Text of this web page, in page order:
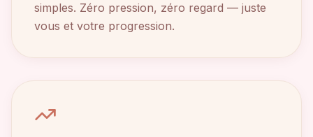
simples. Zéro pression, zéro regard — juste
vous et votre progression.